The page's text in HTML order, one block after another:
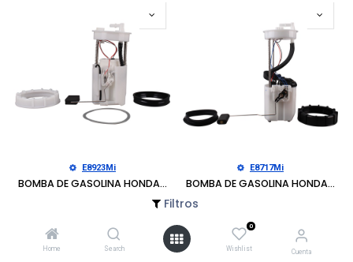
Filtros
Home Search
0
Wishlist Cuenta
E8923Mi
BOMBA DE GASOLINA HONDA ACCORD 2008-2012, CROSSTOUR 2010-2012
E8717Mi
BOMBA DE GASOLINA HONDA RIDGELINE 2006-2014